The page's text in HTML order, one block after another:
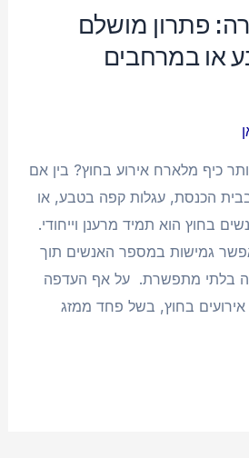
פתרון מושלם
או במרחבים
כיף מלארח אירוע בחוץ? בין אם
הכנסת, עגלות קפה בטבע, או
בחוץ הוא תמיד מרענן וייחודי.
גמישות במספר האנשים תוך
בלתי מתפשרת. על אף העדפה
בחוץ, בשל פחד ממזג